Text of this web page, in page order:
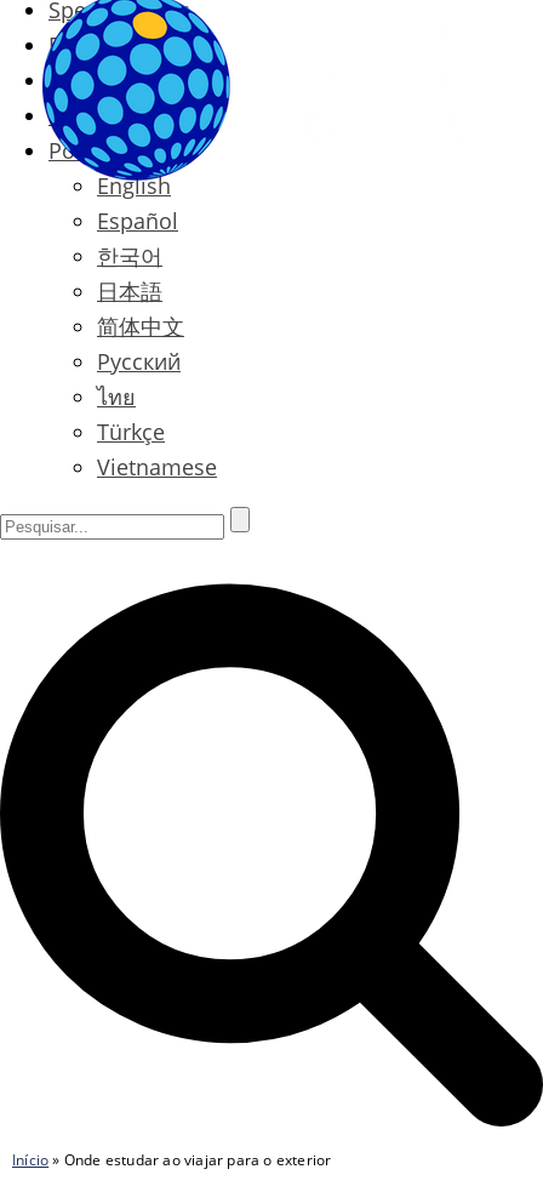
Special Offers
Prices
Blog
Contact
Português
English
Español
한국어
日本語
简体中文
Русский
ไทย
Türkçe
Vietnamese
Início» Onde estudar ao viajar para o exterior